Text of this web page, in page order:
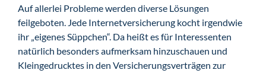
Auf allerlei Probleme werden diverse Lösungen
feilgeboten. Jede Internetversicherung kocht irgendwie
ihr „eigenes Süppchen“. Da heißt es für Interessenten
natürlich besonders aufmerksam hinzuschauen und
Kleingedrucktes in den Versicherungsverträgen zur